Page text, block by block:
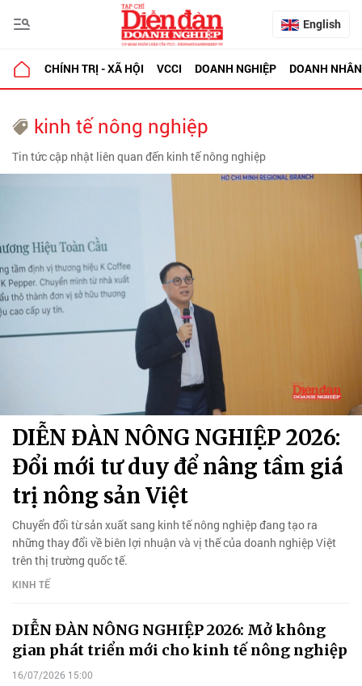
English
CHÍNH TRỊ - XÃ HỘI VCCI DOANH NGHIỆP DOANH NHÂN
kinh tế nông nghiệp
Tin tức cập nhật liên quan đến kinh tế nông nghiệp
DIỄN ĐÀN NÔNG NGHIỆP 2026:
Đổi mới tư duy để nâng tầm giá
trị nông sản Việt
Chuyển đổi từ sản xuất sang kinh tế nông nghiệp đang tạo ra
những thay đổi về biên lợi nhuận và vị thế của doanh nghiệp Việt
trên thị trường quốc tế.
KINH TẾ
DIỄN ĐÀN NÔNG NGHIỆP 2026: Mở không
gian phát triển mới cho kinh tế nông nghiệp
16/07/2026 15:00